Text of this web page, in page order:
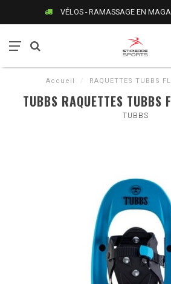
VÉLOS - RAMASSAGE EN
Accueil / RAQUETTES TUBBS
TUBBS RAQUETTES TUBBS
TUBBS